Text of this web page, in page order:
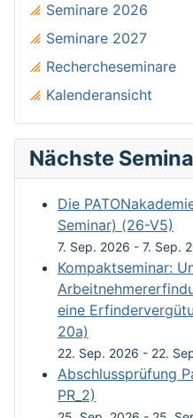
Seminare 2026
Seminare 2027
Rechercheseminare
Kalenderansicht
Nächste
Die
Seminar) (26-V5)
7. Sep. 2026 - 7. Sep.
Kompaktseminar:
eine
20a)
22. Sep. 2026 - 22.
Abschlussprüfung
PR_2)